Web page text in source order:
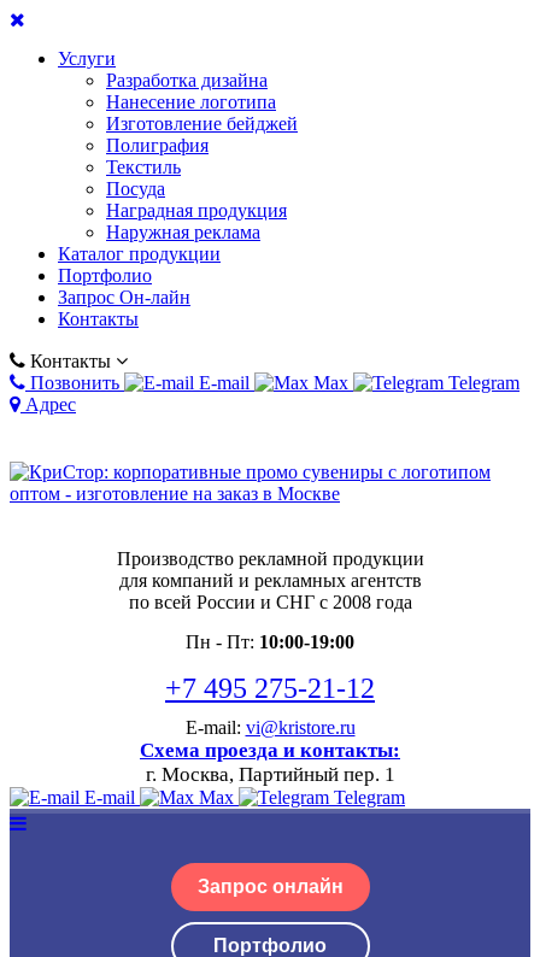
Услуги
Разработка дизайна
Нанесение логотипа
Изготовление бейджей
Полиграфия
Текстиль
Посуда
Наградная продукция
Наружная реклама
Каталог продукции
Портфолио
Запрос Он-лайн
Контакты
Контакты
Позвонить
E-mail Max
Telegram
Адрес
Производство рекламной продукции
для компаний и рекламных агентств
по всей России и СНГ с 2008 года
Пн - Пт: 10:00-19:00
+7 495 275-21-12
E-mail: vi@kristore.ru
Схема проезда и контакты:
г. Москва, Партийный пер. 1
E-mail Max Telegram
Запрос онлайн
Портфолио